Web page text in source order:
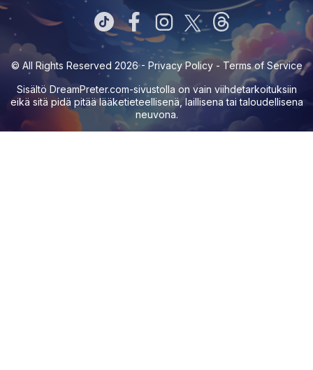
© All Rights Reserved 2026 - Privacy Policy- Terms of Service
Sisältö DreamPreter.com-sivustolla on vain viihdetarkoituksiin
eikä sitä pidä pitää lääketieteellisenä, laillisena tai taloudellisena
neuvona.